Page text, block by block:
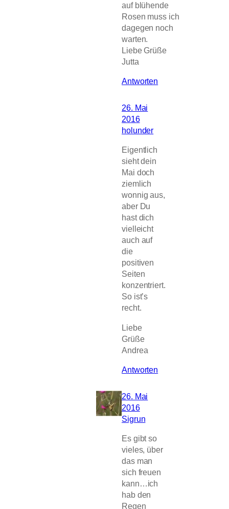
auf blühende
Rosen muss ich
dagegen noch
warten.
Liebe Grüße
Jutta
Antworten
26. Mai
2016
holunder
Eigentlich
sieht dein
Mai doch
ziemlich
wonnig aus,
aber Du
hast dich
vielleicht
auch auf
die
positiven
Seiten
konzentriert.
So ist’s
recht.
Liebe
Grüße
Andrea
Antworten
26. Mai
2016
Sigrun
Es gibt so
vieles, über
das man
sich freuen
kann…ich
hab den
Regen